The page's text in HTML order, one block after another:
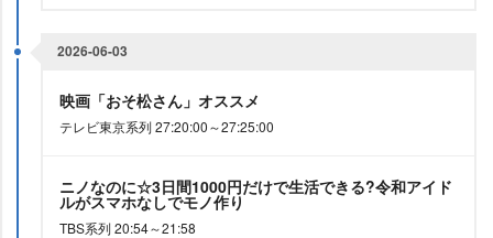
2026-06-03
映画「おそ松さん」オススメ
テレビ東京系列 27:20:00～27:25:00
ニノなのに☆3日間1000円だけで生活できる?令和アイド
ルがスマホなしでモノ作り
TBS系列 20:54～21:58